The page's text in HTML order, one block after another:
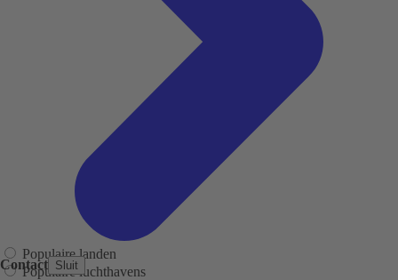
Contact Sluit
Populaire landen
Populaire luchthavens